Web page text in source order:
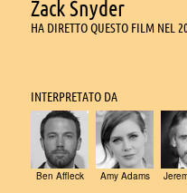
Zack Snyder
HA DIRETTO QUESTO FILM NEL
INTERPRETATO DA
Ben Affleck Amy Adams